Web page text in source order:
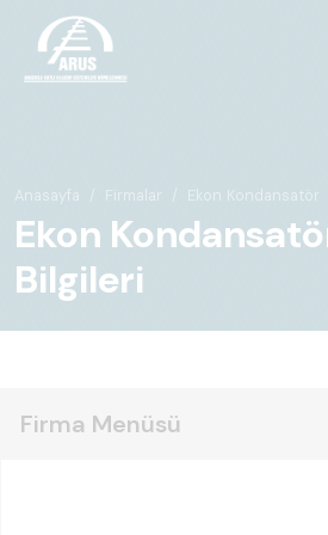
Anasayfa Firmalar Ekon Kondansatör
Ekon
Bilgileri
Firma Menüsü